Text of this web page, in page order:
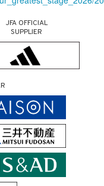
JFA OFFICIAL
SUPPLIER